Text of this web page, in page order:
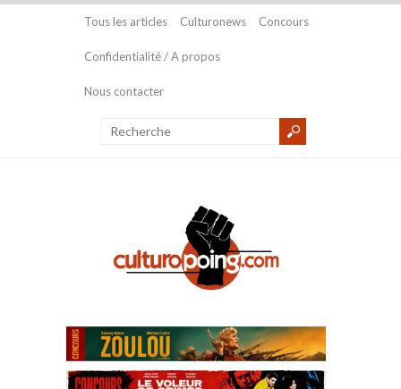
Tous les articles Culturonews Concours
Confidentialité / A propos
Nous contacter